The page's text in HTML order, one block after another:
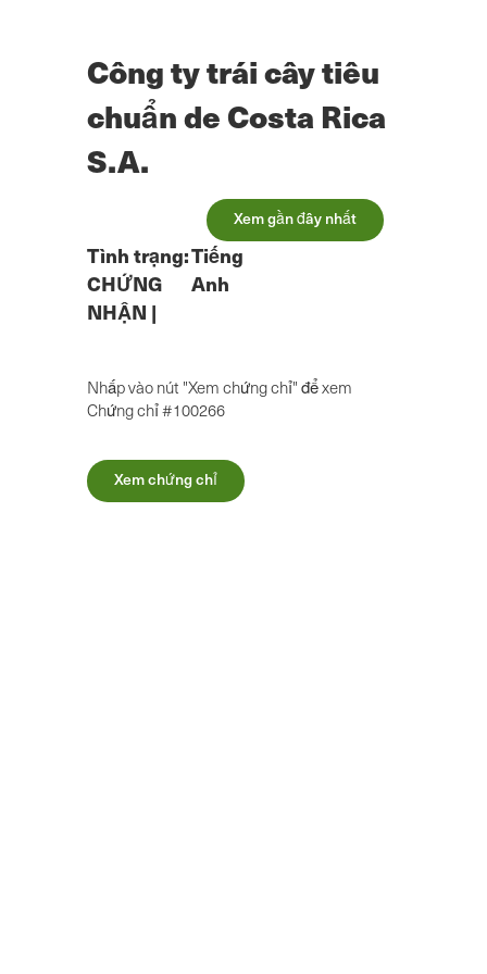
Công ty trái cây tiêu
chuẩn de Costa Rica
S.A.
Xem gần đây nhất
Tình trạng:
CHỨNG
NHẬN |
Tiếng
Anh
Nhấp vào nút "Xem chứng chỉ" để xem
Chứng chỉ #100266
Xem chứng chỉ